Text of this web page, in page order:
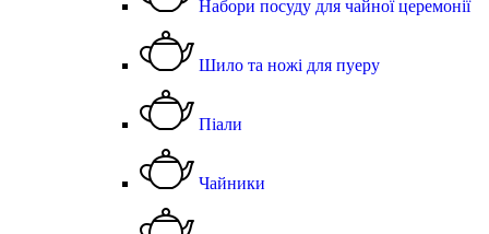
Набори посуду для чайної церемонії
Шило та ножі для пуеру
Піали
Чайники